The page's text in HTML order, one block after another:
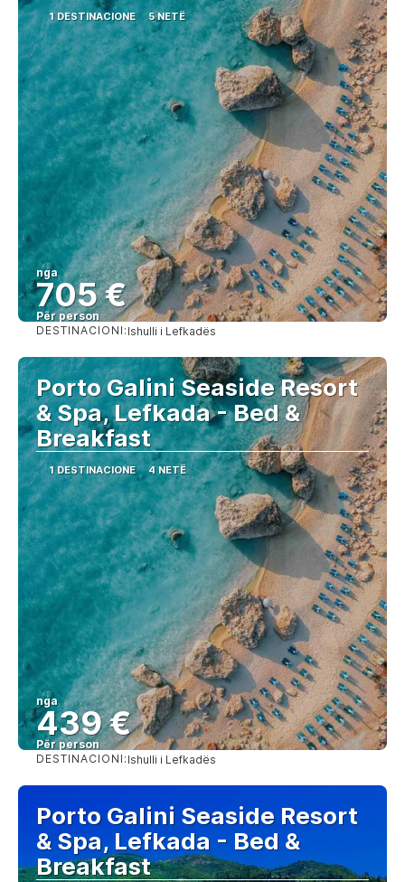
1 DESTINACIONE 5 NETË
nga
705 €
Për person
Shihni
DESTINACIONI: Ishulli i Lefkadës
Porto Galini Seaside Resort
& Spa, Lefkada - Bed &
Breakfast
1 DESTINACIONE 4 NETË
nga
439 €
Për person
Shihni
DESTINACIONI: Ishulli i Lefkadës
Porto Galini Seaside Resort
& Spa, Lefkada - Bed &
Breakfast